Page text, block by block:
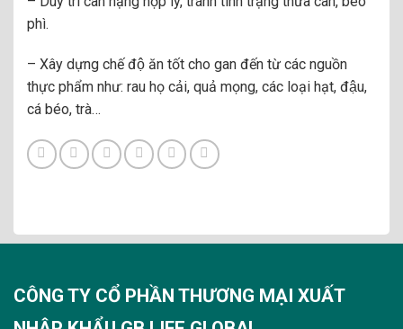
phì.
– Xây dựng chế độ ăn tốt cho gan đến từ các nguồn
thực phẩm như: rau họ cải, quả mọng, các loại hạt, đậu,
cá béo, trà…
CÔNG TY CỔ PHẦN THƯƠNG MẠI XUẤT